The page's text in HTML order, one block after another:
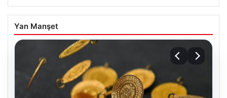
Yan Manşet